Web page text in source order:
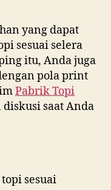
yang dapat
sesuai selera
itu, Anda juga
pola print
Pabrik Topi
saat Anda
sesuai